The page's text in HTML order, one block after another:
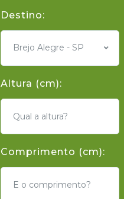
Destino:
Brejo Alegre - SP
Altura (cm):
Comprimento (cm):